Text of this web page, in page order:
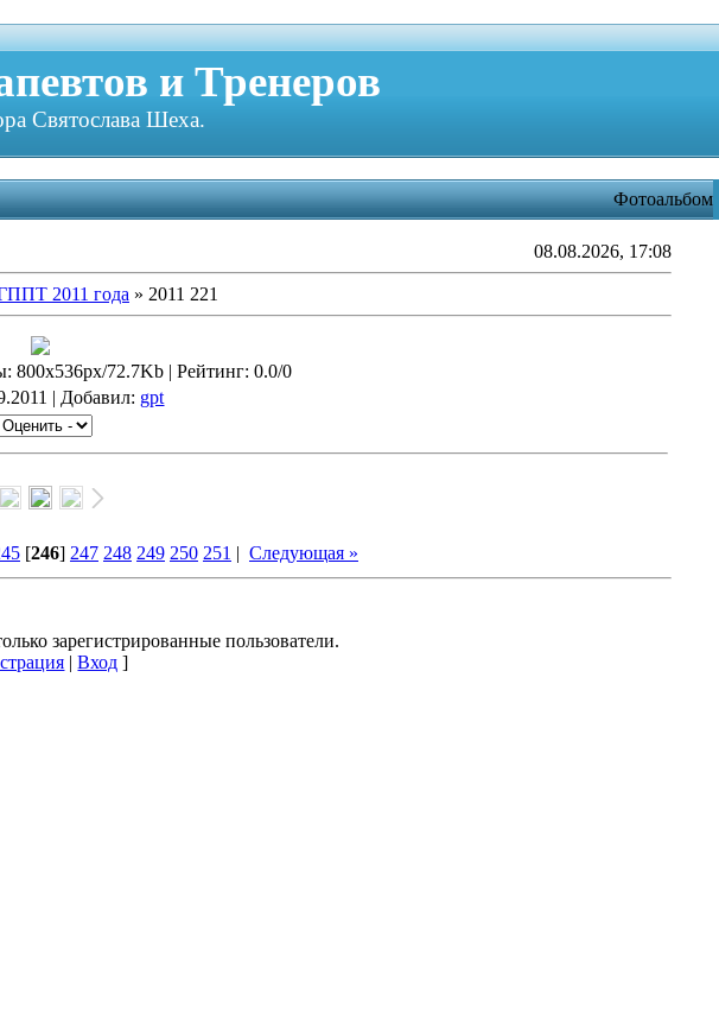
и Тренеров
Святослава Шеха.
Фотоальбом
08.08.2026, 17:08
2011 года » 2011 221
: 800x536px/72.7Kb |Рейтинг: 0.0/0
| Добавил: gpt
[246] 247 248 249 250 251 | Следующая »
зарегистрированные пользователи.
|Вход ]